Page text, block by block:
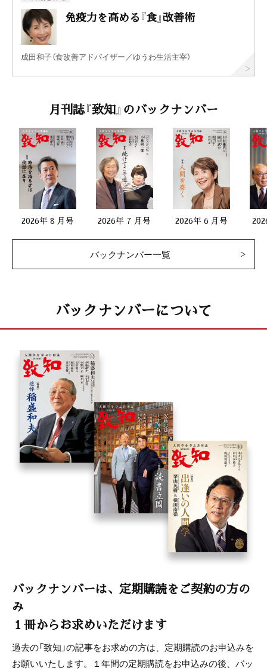
免疫力を高める『食』改善術
成田和子（食改善アドバイザー／ゆうわ生活主宰）
月刊誌『致知』のバックナンバー
2026年 8 月号 2026年 7 月号 2026年 6 月号
バックナンバー一覧
バックナンバーについて
バックナンバーは、定期購読をご契約の方の
み
１冊からお求めいただけます
過去の「致知」の記事をお求めの方は、定期購読のお申込みを
お願いいたします。１年間の定期購読をお申込みの後、バッ